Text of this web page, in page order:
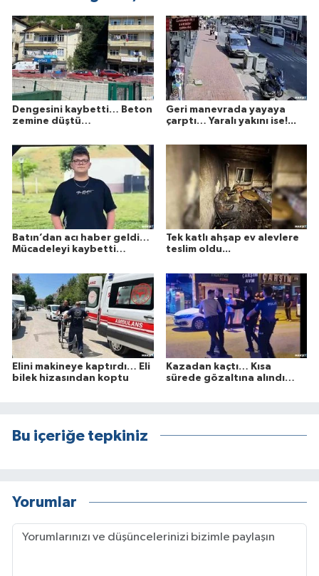
Dengesini kaybetti… Beton
zemine düştü…
Geri manevrada yayaya
çarptı… Yaralı yakını ise!...
Batın’dan acı haber geldi…
Mücadeleyi kaybetti…
Tek katlı ahşap ev alevlere
teslim oldu...
Elini makineye kaptırdı… Eli
bilek hizasından koptu
Kazadan kaçtı… Kısa
sürede gözaltına alındı…
Bu içeriğe tepkiniz
Yorumlar